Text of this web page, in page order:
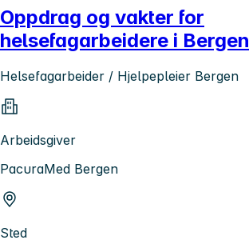
Oppdrag og vakter for
helsefagarbeidere i Bergen
Helsefagarbeider / Hjelpepleier Bergen
Arbeidsgiver
PacuraMed Bergen
Sted